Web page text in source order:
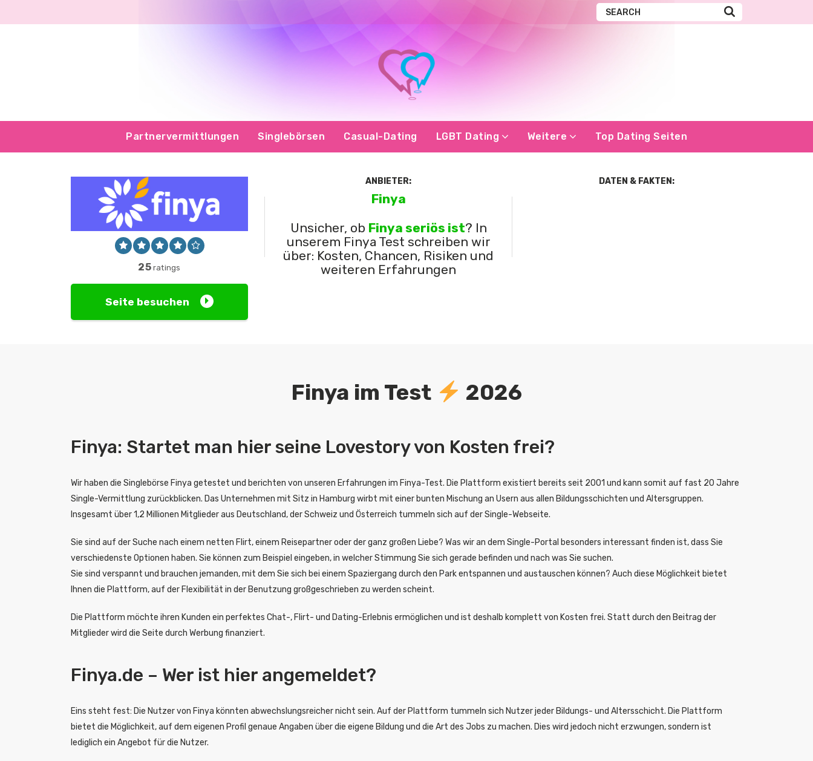
Partnervermittlungen Singlebörsen Casual-Dating LGBT Dating Weitere Top Dating Seiten
25ratings
Seite besuchen
ANBIETER:
Finya
Unsicher, ob Finya seriös ist? In
unserem Finya Test schreiben wir
über: Kosten, Chancen, Risiken und
weiteren Erfahrungen
DATEN & FAKTEN:
Finya im Test 2026
Finya: Startet man hier seine Lovestory von Kosten frei?
Wir haben die Singlebörse Finya getestet und berichten von unseren Erfahrungen im Finya-Test. Die Plattform existiert bereits seit 2001 und kann somit auf fast 20 Jahre
Single-Vermittlung zurückblicken. Das Unternehmen mit Sitz in Hamburg wirbt mit einer bunten Mischung an Usern aus allen Bildungsschichten und Altersgruppen.
Insgesamt über 1,2 Millionen Mitglieder aus Deutschland, der Schweiz und Österreich tummeln sich auf der Single-Webseite.
Sie sind auf der Suche nach einem netten Flirt, einem Reisepartner oder der ganz großen Liebe? Was wir an dem Single-Portal besonders interessant finden ist, dass Sie
verschiedenste Optionen haben. Sie können zum Beispiel eingeben, in welcher Stimmung Sie sich gerade befinden und nach was Sie suchen.
Sie sind verspannt und brauchen jemanden, mit dem Sie sich bei einem Spaziergang durch den Park entspannen und austauschen können? Auch diese Möglichkeit bietet
Ihnen die Plattform, auf der Flexibilität in der Benutzung großgeschrieben zu werden scheint.
Die Plattform möchte ihren Kunden ein perfektes Chat-, Flirt- und Dating-Erlebnis ermöglichen und ist deshalb komplett von Kosten frei. Statt durch den Beitrag der
Mitglieder wird die Seite durch Werbung finanziert.
Finya.de – Wer ist hier angemeldet?
Eins steht fest: Die Nutzer von Finya könnten abwechslungsreicher nicht sein. Auf der Plattform tummeln sich Nutzer jeder Bildungs- und Altersschicht. Die Plattform
bietet die Möglichkeit, auf dem eigenen Profil genaue Angaben über die eigene Bildung und die Art des Jobs zu machen. Dies wird jedoch nicht erzwungen, sondern ist
lediglich ein Angebot für die Nutzer.